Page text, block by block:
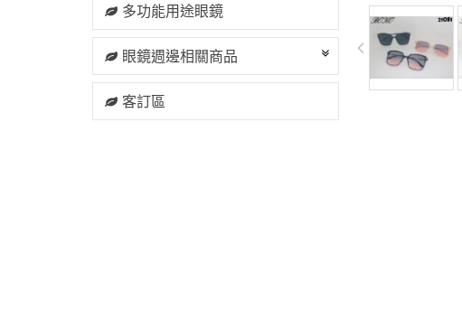
多功能用途眼鏡
眼鏡週邊相關商品
客訂區